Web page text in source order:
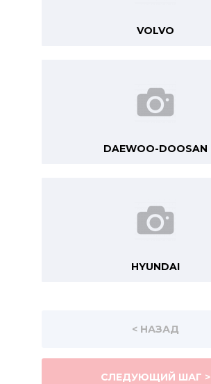
VOLVO
DAEWOO-DOOSAN
HYUNDAI
< НАЗАД
СЛЕДУЮЩИЙ ШАГ >